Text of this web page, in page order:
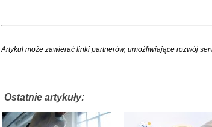
Artykuł może zawierać linki partnerów, umożliwiające rozwój
Ostatnie artykuły: